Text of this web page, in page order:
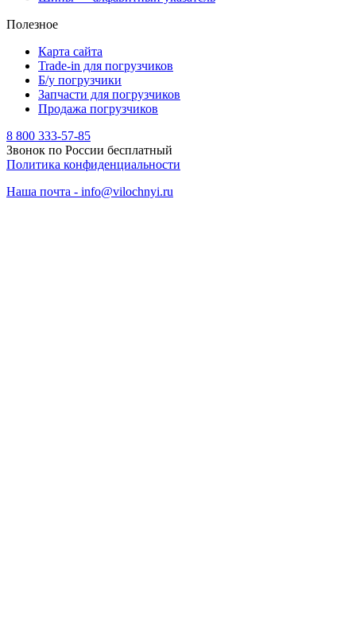
Полезное
Карта сайта
Trade-in для погрузчиков
Б/у погрузчики
Запчасти для погрузчиков
Продажа погрузчиков
8 800 333-57-85
Звонок по России бесплатный
Политика конфиденциальности
Наша почта - info@vilochnyi.ru